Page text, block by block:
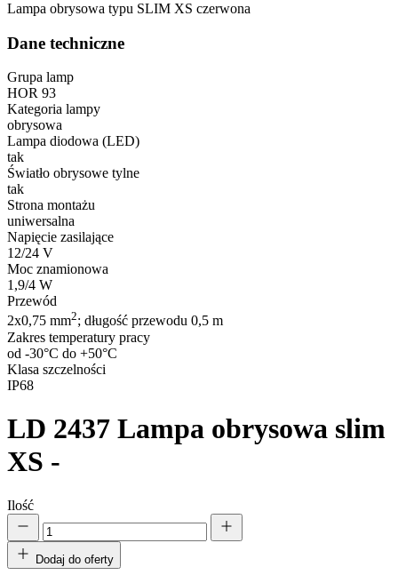
Lampa obrysowa typu SLIM XS czerwona
Dane techniczne
Grupa lamp
HOR 93
Kategoria lampy
obrysowa
Lampa diodowa (LED)
tak
Światło obrysowe tylne
tak
Strona montażu
uniwersalna
Napięcie zasilające
12/24 V
Moc znamionowa
1,9/4 W
Przewód
2x0,75 mm2; długość przewodu 0,5 m
Zakres temperatury pracy
od -30°C do +50°C
Klasa szczelności
IP68
LD 2437 Lampa obrysowa slim
XS -
Ilość
Dodaj do oferty